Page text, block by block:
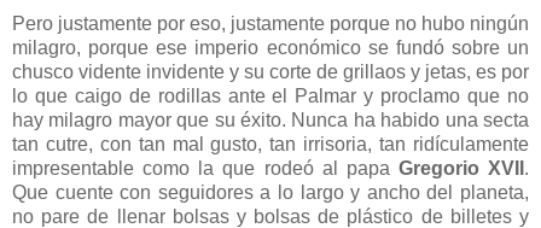
Pero justamente por eso, justamente porque no hubo ningún
milagro, porque ese imperio económico se fundó sobre un
chusco vidente invidente y su corte de grillaos y jetas, es por
lo que caigo de rodillas ante el Palmar y proclamo que no
hay milagro mayor que su éxito. Nunca ha habido una secta
tan cutre, con tan mal gusto, tan irrisoria, tan ridículamente
impresentable como la que rodeó al papa Gregorio XVII .
Que cuente con seguidores a lo largo y ancho del planeta,
no pare de llenar bolsas y bolsas de plástico de billetes y